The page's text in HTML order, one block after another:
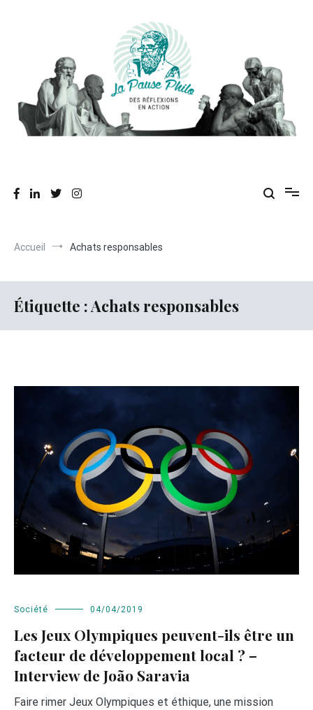
Accueil Achats responsables
Étiquette :Achats responsables
Société 04/04/2019
Les Jeux Olympiques peuvent-ils être un
facteur de développement local ? –
Interview de João Saravia
Faire rimer Jeux Olympiques et éthique, une mission